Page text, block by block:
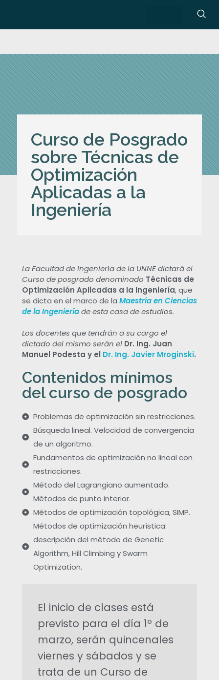
Curso de Posgrado
sobre Técnicas de
Optimización
Aplicadas a la
Ingeniería
u
r
s
o
d
e
P
o
s
g
La Facultad de Ingeniería de la UNNE dictará el
Curso de posgrado denominado Técnicas de
Optimización Aplicadas a la Ingeniería, que
se dicta en el marco de la Maestría en Ciencias
de la Ingenieríade esta casa de estudios.
Los docentes que tendrán a su cargo el
dictado del mismo serán el Dr. Ing. Juan
Manuel Podesta y el Dr. Ing. Javier Mroginski.
Contenidos mínimos
del curso de posgrado
Problemas de optimización sin restricciones.
Búsqueda lineal. Velocidad de convergencia
de un algoritmo.
Fundamentos de optimización no lineal con
restricciones.
Método del Lagrangiano aumentado.
Métodos de punto interior.
Métodos de optimización topológica, SIMP.
Métodos de optimización heurística:
descripción del método de Genetic
Algorithm, Hill Climbing y Swarm
Optimization.
El inicio de clases está
previsto para el día 1º de
marzo, serán quincenales
viernes y sábados y se
trata de un Curso de